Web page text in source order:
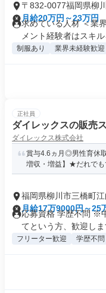
〒832-0077福岡県柳
月給20万円～23万円
求めている人材 ＜業
メント経験者はスキル
制服あり 業界未経験歓迎
正社員
ダイレックスの販売
ダイレックス株式会社
賞与4.6ヵ月◎男性育休
増収・増益】★だれでも
福岡県柳川市三橋町江
月給17万9000円～25
応募資格 学歴不問 ※
てという方、歓迎しま
フリーター歓迎 学歴不問